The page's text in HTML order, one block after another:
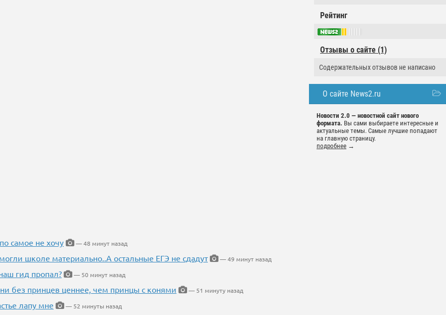
Рейтинг
Отзывы о сайте (1)
Содержательных отзывов не написано
О сайте News2.ru
Новости 2.0 — новостной сайт нового
формата. Вы сами выбираете интересные и
актуальные темы. Самые лучшие попадают
на главную страницу.
подробнее →
самое не хочу
— 48 минут назад
школе материально..А остальные ЕГЭ не сдадут
— 49 минут назад
гид пропал?
— 50 минут назад
без принцев ценнее, чем принцы с конями
— 51 минуту назад
лапу мне
— 52 минуты назад